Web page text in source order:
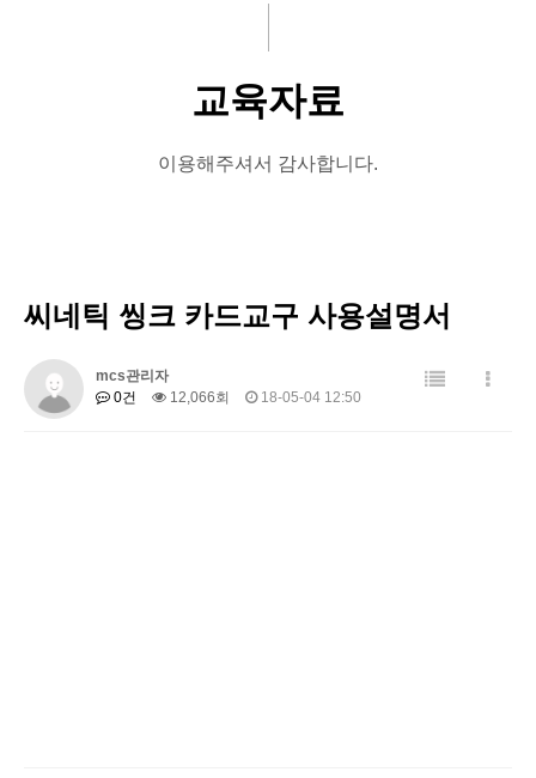
(구)인트라넷
지도사 과정
교육자료
이용해주셔서 감사합니다.
씨네틱 씽크 카드교구 사용설명서
mcs관리자
0건
12,066회 18-05-04 12:50